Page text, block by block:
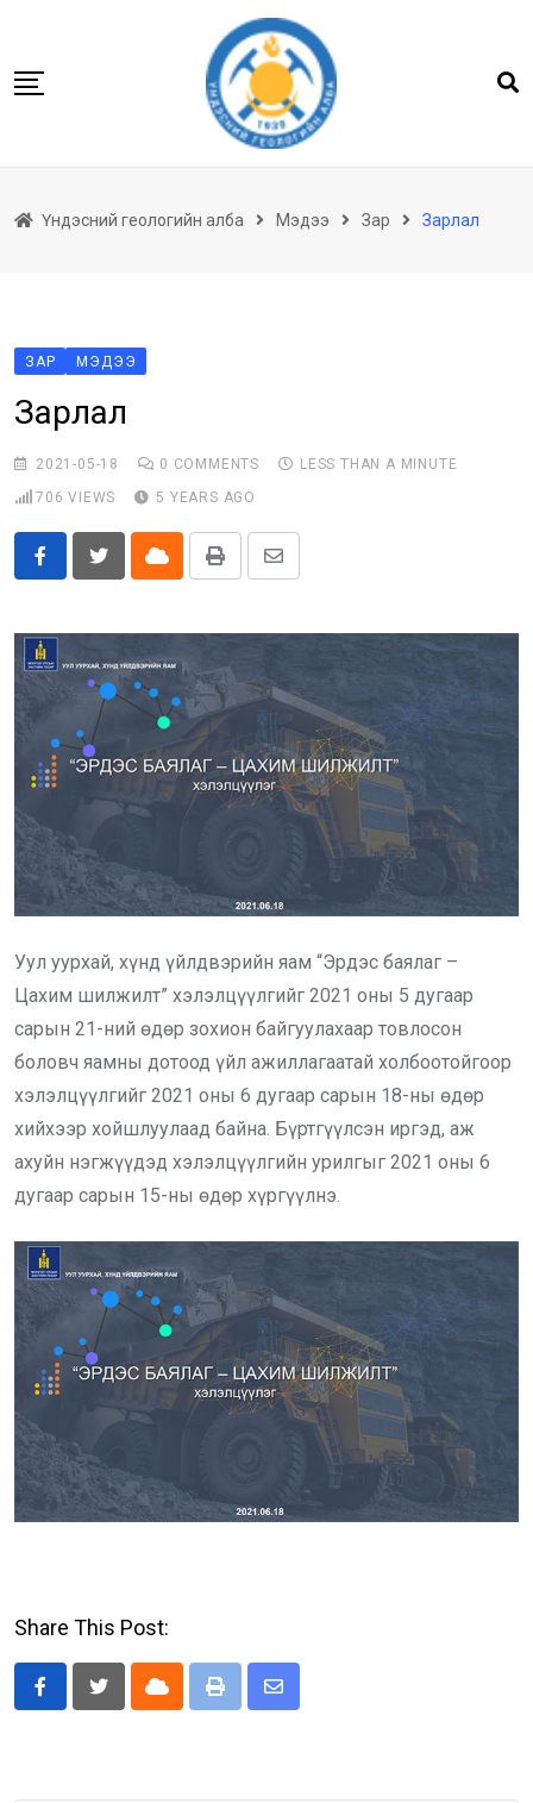
content
Бидний тухай
Төсөл хөтөлбөр
Үйлчилгээ
Бусад
Үндэсний геологийн алба Мэдээ Зар Зарлал
ЗАР МЭДЭЭ
Зарлал
2021-05-18 0 COMMENTS
LESS THAN A MINUTE
706 VIEWS 5 YEARS AGO
Cloud Print
Share
Email
Уул уурхай, хүнд үйлдвэрийн яам “Эрдэс баялаг –
Цахим шилжилт” хэлэлцүүлгийг 2021 оны 5 дугаар
сарын 21-ний өдөр зохион байгуулахаар товлосон
боловч яамны дотоод үйл ажиллагаатай холбоотойгоор
хэлэлцүүлгийг 2021 оны 6 дугаар сарын 18-ны өдөр
хийхээр хойшлуулаад байна. Бүртгүүлсэн иргэд, аж
ахуйн нэгжүүдэд хэлэлцүүлгийн урилгыг 2021 оны 6
дугаар сарын 15-ны өдөр хүргүүлнэ.
Share This Post:
Cloud Print
Share